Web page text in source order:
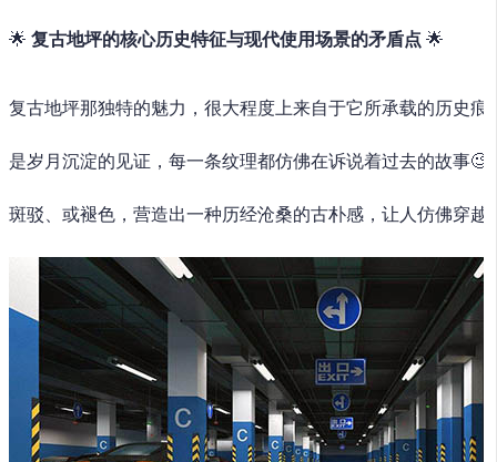
🌟 复古地坪的核心历史特征与现代使用场景的矛盾点 🌟
复古地坪那独特的魅力，很大程度上来自于它所承载的历史痕
是岁月沉淀的见证，每一条纹理都仿佛在诉说着过去的故事🧐
斑驳、或褪色，营造出一种历经沧桑的古朴感，让人仿佛穿